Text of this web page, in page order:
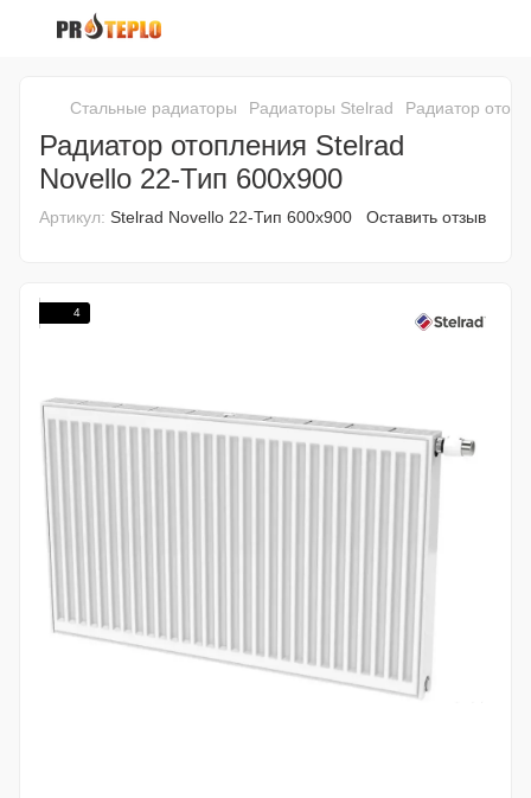
Стальные радиаторы Радиаторы Stelrad Радиатор
Радиатор отопления Stelrad
Novello 22-Тип 600х900
Артикул: Stelrad Novello 22-Тип 600х900 Оставить отзыв
4